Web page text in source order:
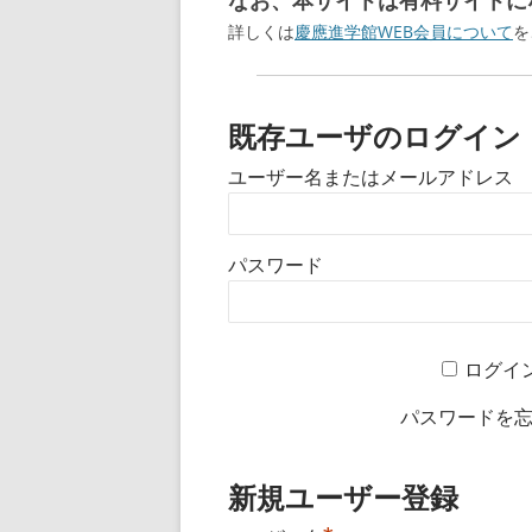
詳しくは慶應進学館WEB会員について
既存ユーザのログイン
ユーザー名またはメールアドレス
パスワード
ログイ
パスワードを
新規ユーザー登録